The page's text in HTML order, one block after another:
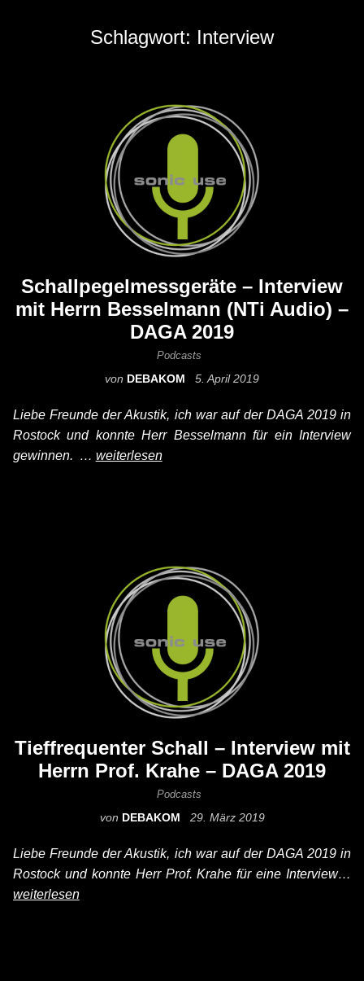
Schlagwort: Interview
Schallpegelmessgeräte – Interview
mit Herrn Besselmann (NTi Audio) –
DAGA 2019
Podcasts
von DEBAKOM 5. April 2019
Liebe Freunde der Akustik, ich war auf der DAGA 2019 in
Rostock und konnte Herr Besselmann für ein Interview
gewinnen. … weiterlesen
Tieffrequenter Schall – Interview mit
Herrn Prof. Krahe – DAGA 2019
Podcasts
von DEBAKOM 29. März 2019
Liebe Freunde der Akustik, ich war auf der DAGA 2019 in
Rostock und konnte Herr Prof. Krahe für eine Interview…
weiterlesen